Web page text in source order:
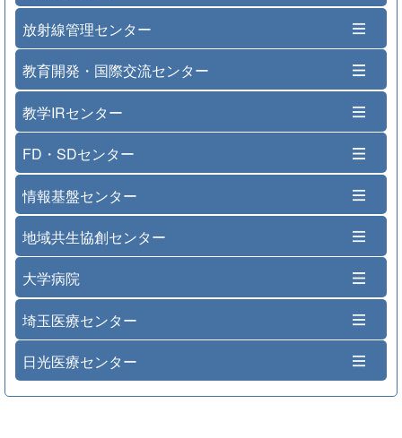
放射線管理センター
教育開発・国際交流センター
教学IRセンター
FD・SDセンター
情報基盤センター
地域共生協創センター
大学病院
埼玉医療センター
日光医療センター